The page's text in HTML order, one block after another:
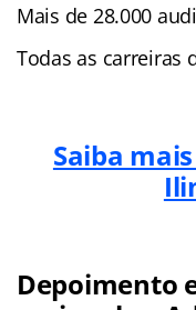
Mais de 28.000
Todas as carreiras
Saiba
Depoimento